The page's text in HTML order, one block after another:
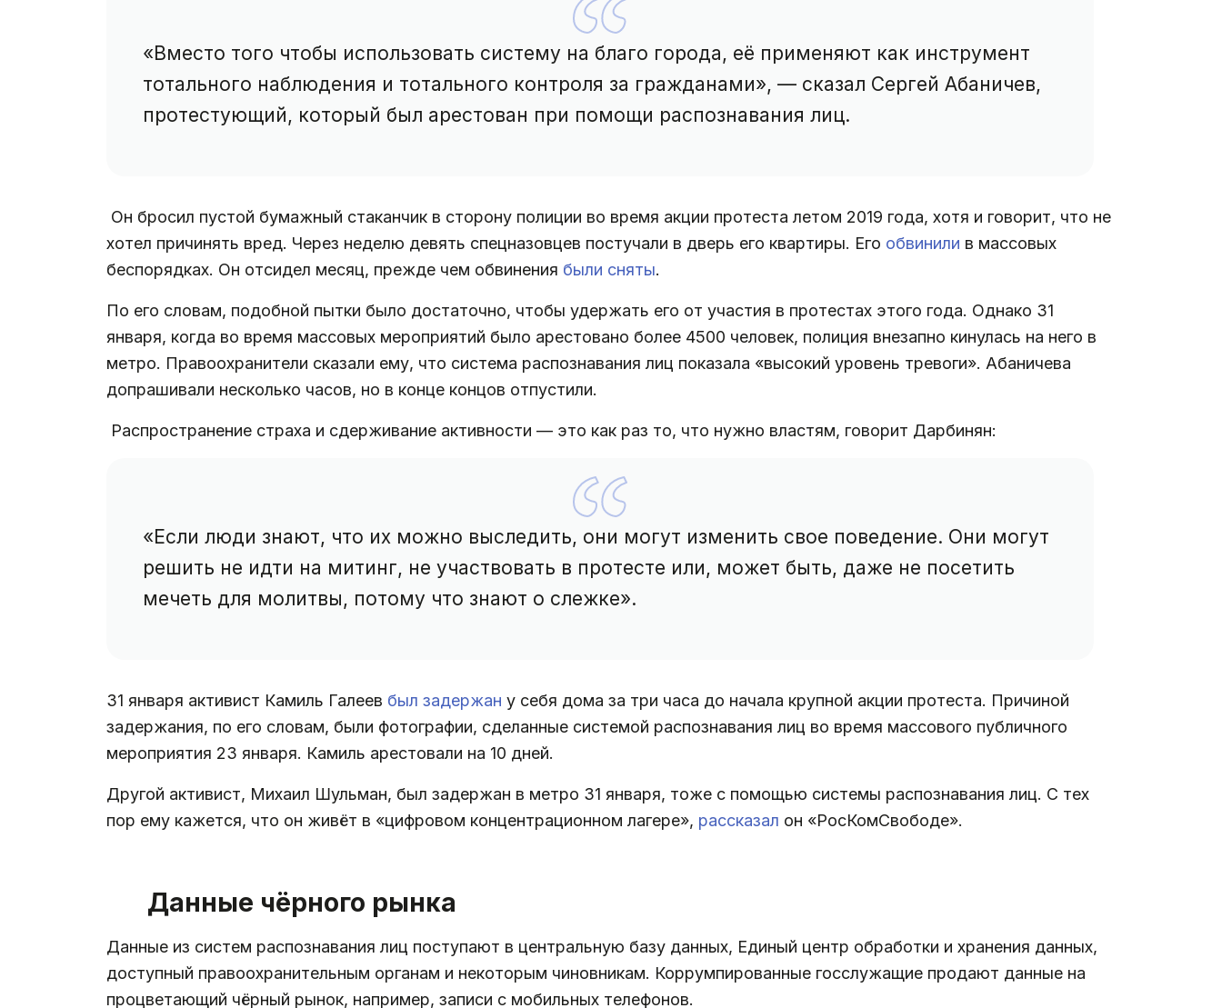
«Вместо того чтобы использовать систему на благо города, её применяют как инструмент
тотального наблюдения и тотального контроля за гражданами», — сказал Сергей Абаничев,
протестующий, который был арестован при помощи распознавания лиц.
Он бросил пустой бумажный стаканчик в сторону полиции во время акции протеста летом 2019 года, хотя и говорит, что не
хотел причинять вред. Через неделю девять спецназовцев постучали в дверь его квартиры. Его обвинили в массовых
беспорядках. Он отсидел месяц, прежде чем обвинения были сняты.
По его словам, подобной пытки было достаточно, чтобы удержать его от участия в протестах этого года. Однако 31
января, когда во время массовых мероприятий было арестовано более 4500 человек, полиция внезапно кинулась на него в
метро. Правоохранители сказали ему, что система распознавания лиц показала «высокий уровень тревоги». Абаничева
допрашивали несколько часов, но в конце концов отпустили.
Распространение страха и сдерживание активности — это как раз то, что нужно властям, говорит Дарбинян:
«Если люди знают, что их можно выследить, они могут изменить свое поведение. Они могут
решить не идти на митинг, не участвовать в протесте или, может быть, даже не посетить
мечеть для молитвы, потому что знают о слежке».
31 января активист Камиль Галеев был задержан у себя дома за три часа до начала крупной акции протеста. Причиной
задержания, по его словам, были фотографии, сделанные системой распознавания лиц во время массового публичного
мероприятия 23 января. Камиль арестовали на 10 дней.
Другой активист, Михаил Шульман, был задержан в метро 31 января, тоже с помощью системы распознавания лиц. С тех
пор ему кажется, что он живёт в «цифровом концентрационном лагере», рассказал он «РосКомСвободе».
Данные чёрного рынка
Данные из систем распознавания лиц поступают в центральную базу данных, Единый центр обработки и хранения данных,
доступный правоохранительным органам и некоторым чиновникам. Коррумпированные госслужащие продают данные на
процветающий чёрный рынок, например, записи с мобильных телефонов.